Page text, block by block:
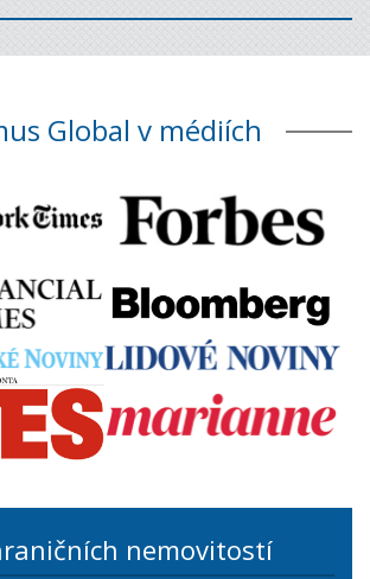
Global v médiích
nemovitostí